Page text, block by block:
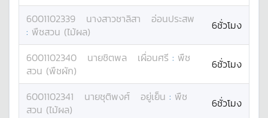
6001102339 นางสาวชาลิสา
อ่อนประสพ
: พืชสวน (ไม้ผล) 6ชั่วโมง
6001102340 นายชิตพล เผื่อนศรี : พืช
สวน (พืชผัก)
6ชั่วโมง
6001102341 นายชุติพงศ์ อยู่เย็น : พืช
สวน (ไม้ผล)
6ชั่วโมง